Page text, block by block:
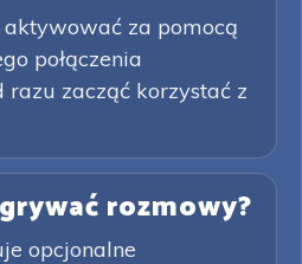
aktywować za pomocą
połączenia
razu zacząć korzystać z
rozmowy?
opcjonalne